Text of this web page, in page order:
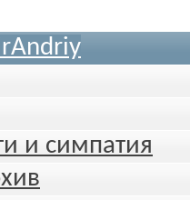
и симпатия